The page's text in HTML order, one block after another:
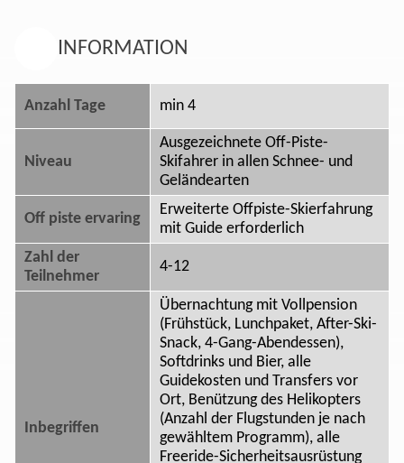
INFORMATION
Anzahl Tage min 4
Niveau
Ausgezeichnete Off-Piste-
Skifahrer in allen Schnee- und
Geländearten
Off piste ervaring
Erweiterte Offpiste-Skierfahrung
mit Guide erforderlich
Zahl der
Teilnehmer
4-12
Inbegriffen
Übernachtung mit Vollpension
(Frühstück, Lunchpaket, After-Ski-
Snack, 4-Gang-Abendessen),
Softdrinks und Bier, alle
Guidekosten und Transfers vor
Ort, Benützung des Helikopters
(Anzahl der Flugstunden je nach
gewähltem Programm), alle
Freeride-Sicherheitsausrüstung